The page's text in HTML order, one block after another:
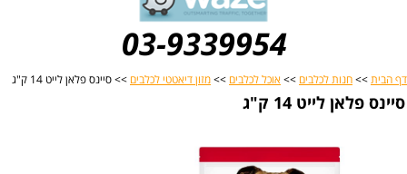
03-9339954
דף הבית >> חנות לכלבים >> אוכל לכלבים >> מזון דיאטטי לכלבים >> סיינס פלאן לייט 14 ק"ג
סיינס פלאן לייט 14 ק"ג